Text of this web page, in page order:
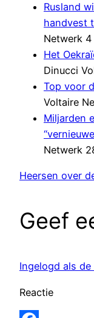
Rusland
handvest
Netwerk
Het
Dinucci
Top voor
Voltaire
Miljarden
Netwerk
Heersen over
Geef
Ingelogd als de
Reactie